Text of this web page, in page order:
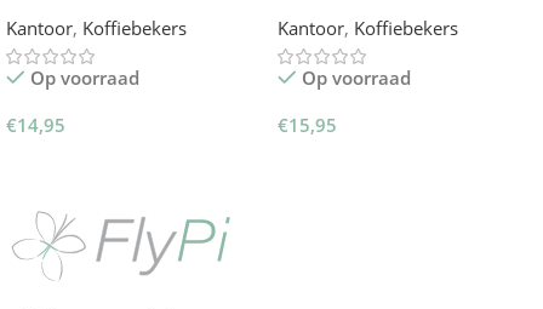
Kantoor, Koffiebekers
Op voorraad
€14,95
Kantoor, Koffiebekers
Op voorraad
€15,95